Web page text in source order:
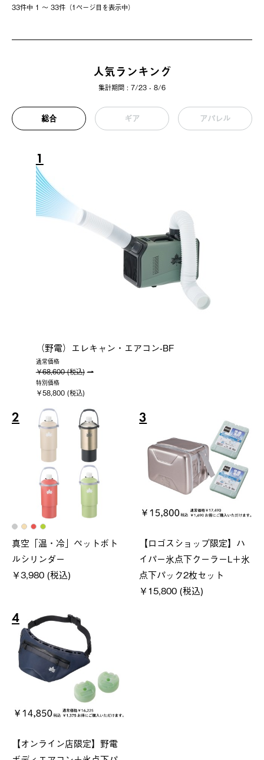
33件中 1 〜 33件（1ページ⽬を表⽰中）
人気ランキング
集計期間 : 7/23 - 8/6
総合 ギア アパレル
1
（野電）エレキャン・エアコン-BF
通常価格
￥68,600 (税込)
特別価格
￥58,800 (税込)
2
真空「温・冷」ペットボト
ルシリンダー
￥3,980 (税込)
3
【ロゴスショップ限定】ハ
イパー氷点下クーラーL＋氷
点下パック2枚セット
￥15,800 (税込)
4
【オンライン店限定】野電